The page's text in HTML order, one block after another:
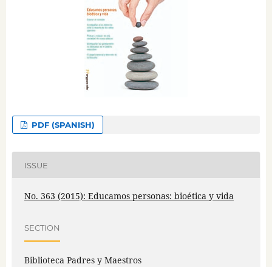
PDF (SPANISH)
ISSUE
No. 363 (2015): Educamos personas: bioética y vida
SECTION
Biblioteca Padres y Maestros